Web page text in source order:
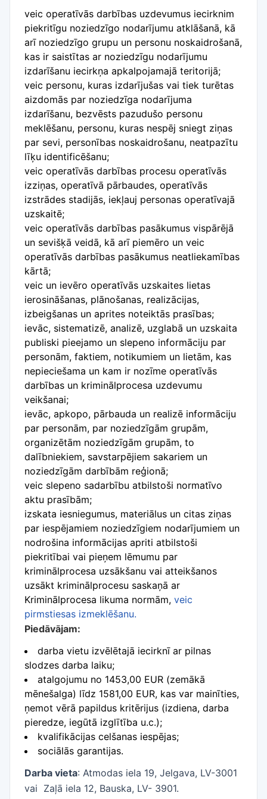
veic operatīvās darbības uzdevumus iecirknim
piekritīgu noziedzīgo nodarījumu atklāšanā, kā
arī noziedzīgo grupu un personu noskaidrošanā,
kas ir saistītas ar noziedzīgu nodarījumu
izdarīšanu iecirkņa apkalpojamajā teritorijā;
veic personu, kuras izdarījušas vai tiek turētas
aizdomās par noziedzīga nodarījuma
izdarīšanu, bezvēsts pazudušo personu
meklēšanu, personu, kuras nespēj sniegt ziņas
par sevi, personības noskaidrošanu, neatpazītu
līķu identificēšanu;
veic operatīvās darbības procesu operatīvās
izziņas, operatīvā pārbaudes, operatīvās
izstrādes stadijās, iekļauj personas operatīvajā
uzskaitē;
veic operatīvās darbības pasākumus vispārējā
un sevišķā veidā, kā arī piemēro un veic
operatīvās darbības pasākumus neatliekamības
kārtā;
veic un ievēro operatīvās uzskaites lietas
ierosināšanas, plānošanas, realizācijas,
izbeigšanas un aprites noteiktās prasības;
ievāc, sistematizē, analizē, uzglabā un uzskaita
publiski pieejamo un slepeno informāciju par
personām, faktiem, notikumiem un lietām, kas
nepieciešama un kam ir nozīme operatīvās
darbības un kriminālprocesa uzdevumu
veikšanai;
ievāc, apkopo, pārbauda un realizē informāciju
par personām, par noziedzīgām grupām,
organizētām noziedzīgām grupām, to
dalībniekiem, savstarpējiem sakariem un
noziedzīgām darbībām reģionā;
veic slepeno sadarbību atbilstoši normatīvo
aktu prasībām;
izskata iesniegumus, materiālus un citas ziņas
par iespējamiem noziedzīgiem nodarījumiem un
nodrošina informācijas apriti atbilstoši
piekritībai vai pieņem lēmumu par
kriminālprocesa uzsākšanu vai atteikšanos
uzsākt kriminālprocesu saskaņā ar
Kriminālprocesa likuma normām, veic
pirmstiesas izmeklēšanu.
Piedāvājam:
darba vietu izvēlētajā iecirknī ar pilnas
slodzes darba laiku;
atalgojumu no 1453,00 EUR (zemākā
mēnešalga) līdz 1581,00 EUR, kas var mainīties,
ņemot vērā papildus kritērijus (izdiena, darba
pieredze, iegūtā izglītība u.c.);
kvalifikācijas celšanas iespējas;
sociālās garantijas.
Darba vieta: Atmodas iela 19, Jelgava, LV-3001
vai Zaļā iela 12, Bauska, LV- 3901.